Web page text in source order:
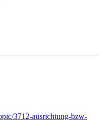
3712-ausrichtung-bzw-